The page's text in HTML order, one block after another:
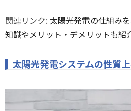
関連リンク: 太陽光発電の仕組み
知識やメリット・デメリットも紹
太陽光発電システムの性質